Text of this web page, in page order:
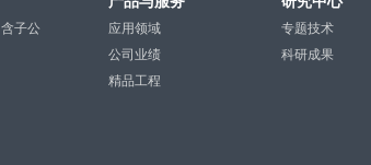
子公
应用领域
公司业绩
精品工程
专题技术
科研成果